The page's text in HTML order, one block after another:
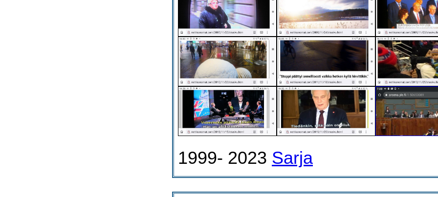
1999- 2023 Sarja